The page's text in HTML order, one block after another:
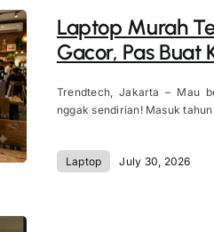
Laptop Murah
Gacor, Pas Buat
Trendtech, Jakarta – Mau
nggak sendirian! Masuk
Laptop July 30, 2026